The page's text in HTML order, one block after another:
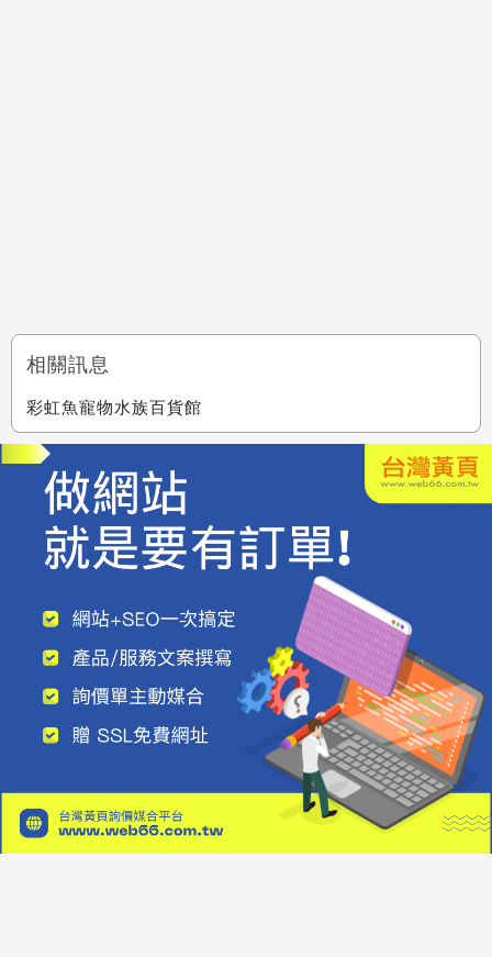
相關訊息
彩虹魚寵物水族百貨館